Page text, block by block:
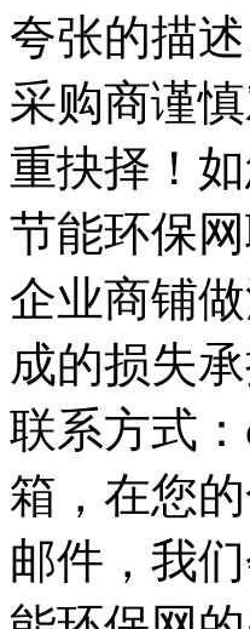
夸张的描
采购商谨
重抉择！
节能环保
企业商铺
成的损失承
联系方式
箱，在您
邮件，我